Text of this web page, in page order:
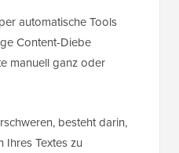
automatische Tools
Content-Diebe
manuell ganz oder
besteht darin,
Ihres Textes zu